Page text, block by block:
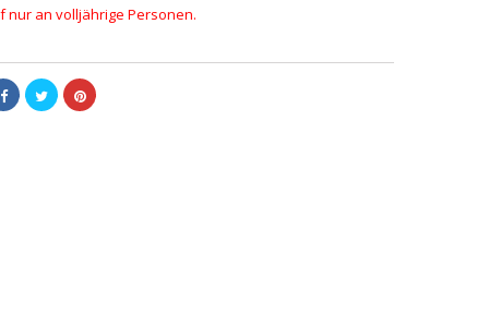
nur an volljährige Personen.